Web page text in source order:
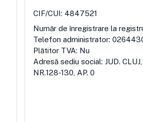
CIF/CUI: 4847521
Număr de înregistrare la
Telefon administrator:
Plătitor TVA: Nu
Adresă sediu social: JUD.
NR.128-130, AP. 0